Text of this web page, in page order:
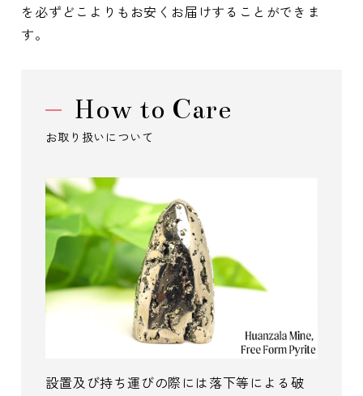
を必ずどこよりもお安くお届けすることができま
す。
How to Care
お取り扱いについて
設置及び持ち運びの際には落下等による破